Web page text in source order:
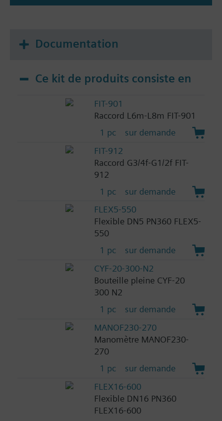
Documentation
Ce kit de produits consiste en
FIT-901
Raccord L6m-L8m FIT-901
1 pc
sur demande
FIT-912
Raccord G3/4f-G1/2f FIT-
912
1 pc
sur demande
FLEX5-550
Flexible DN5 PN360 FLEX5-
550
1 pc
sur demande
CYF-20-300-N2
Bouteille pleine CYF-20
300 N2
1 pc
sur demande
MANOF230-270
Manomètre MANOF230-
270
1 pc
sur demande
FLEX16-600
Flexible DN16 PN360
FLEX16-600